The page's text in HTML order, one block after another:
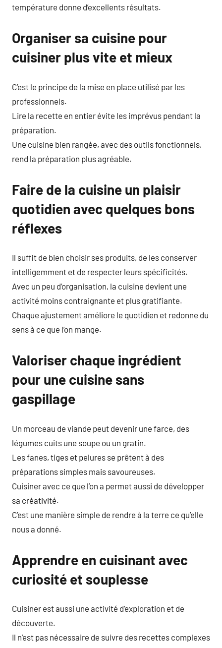
température donne d’excellents résultats.
Organiser sa cuisine pour
cuisiner plus vite et mieux
C’est le principe de la mise en place utilisé par les
professionnels.
Lire la recette en entier évite les imprévus pendant la
préparation.
Une cuisine bien rangée, avec des outils fonctionnels,
rend la préparation plus agréable.
Faire de la cuisine un plaisir
quotidien avec quelques bons
réflexes
Il suffit de bien choisir ses produits, de les conserver
intelligemment et de respecter leurs spécificités.
Avec un peu d’organisation, la cuisine devient une
activité moins contraignante et plus gratifiante.
Chaque ajustement améliore le quotidien et redonne du
sens à ce que l’on mange.
Valoriser chaque ingrédient
pour une cuisine sans
gaspillage
Un morceau de viande peut devenir une farce, des
légumes cuits une soupe ou un gratin.
Les fanes, tiges et pelures se prêtent à des
préparations simples mais savoureuses.
Cuisiner avec ce que l’on a permet aussi de développer
sa créativité.
C’est une manière simple de rendre à la terre ce qu’elle
nous a donné.
Apprendre en cuisinant avec
curiosité et souplesse
Cuisiner est aussi une activité d’exploration et de
découverte.
Il n’est pas nécessaire de suivre des recettes complexes